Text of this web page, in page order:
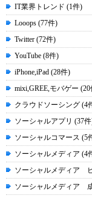
IT業界トレンド (1件)
Looops (77件)
Twitter (72件)
YouTube (8件)
iPhone,iPad (28件)
mixi,GREE,モバゲー (20
クラウドソーシング (4
ソーシャルアプリ (37
ソーシャルコマース (5
ソーシャルメディア (4
ソーシャルメディア
ソーシャルメディア